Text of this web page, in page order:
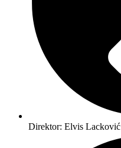
Direktor: Elvis Lacković